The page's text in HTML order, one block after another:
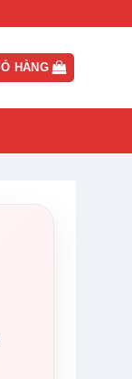
nhanh.
HÀNG